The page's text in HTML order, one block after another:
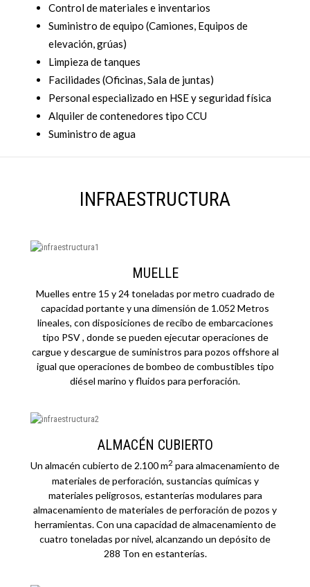
Control de materiales e inventarios
Suministro de equipo (Camiones, Equipos de
elevación, grúas)
Limpieza de tanques
Facilidades (Oficinas, Sala de juntas)
Personal especializado en HSE y seguridad física
Alquiler de contenedores tipo CCU
Suministro de agua
INFRAESTRUCTURA
MUELLE
Muelles entre 15 y 24 toneladas por metro cuadrado de
capacidad portante y una dimensión de 1.052 Metros
lineales, con disposiciones de recibo de embarcaciones
tipo PSV , donde se pueden ejecutar operaciones de
cargue y descargue de suministros para pozos offshore al
igual que operaciones de bombeo de combustibles tipo
diésel marino y fluidos para perforación.
ALMACÉN CUBIERTO
Un almacén cubierto de 2.100 m2 para almacenamiento de
materiales de perforación, sustancias químicas y
materiales peligrosos, estanterías modulares para
almacenamiento de materiales de perforación de pozos y
herramientas. Con una capacidad de almacenamiento de
cuatro toneladas por nivel, alcanzando un depósito de
288 Ton en estanterías.